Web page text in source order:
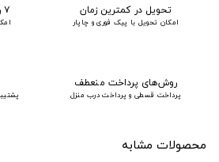
تحویل در کمترین زمان
امکان تحویل با پیک فوری و چاپار
۷ روز ضمانت مرجوعی کالا
روش‌های پرداخت منعطف
پرداخت قسطی و پرداخت درب منزل
محصولات مشابه